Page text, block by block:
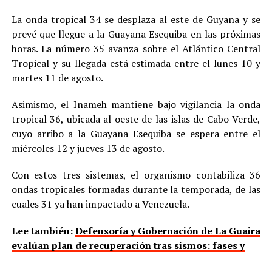
La onda tropical 34 se desplaza al este de Guyana y se
prevé que llegue a la Guayana Esequiba en las próximas
horas. La número 35 avanza sobre el Atlántico Central
Tropical y su llegada está estimada entre el lunes 10 y
martes 11 de agosto.
Asimismo, el Inameh mantiene bajo vigilancia la onda
tropical 36, ubicada al oeste de las islas de Cabo Verde,
cuyo arribo a la Guayana Esequiba se espera entre el
miércoles 12 y jueves 13 de agosto.
Con estos tres sistemas, el organismo contabiliza 36
ondas tropicales formadas durante la temporada, de las
cuales 31 ya han impactado a Venezuela.
Lee también:Defensoría y Gobernación de La Guaira
evalúan plan de recuperación tras sismos: fases y